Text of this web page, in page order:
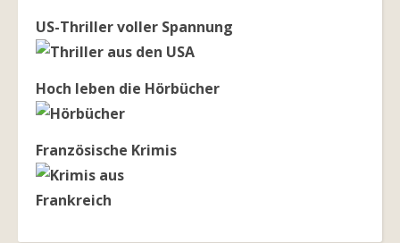
US-Thriller voller Spannung
Hoch leben die Hörbücher
Französische Krimis